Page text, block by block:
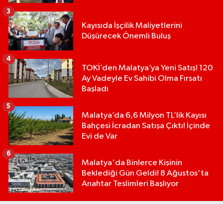
Kayısıda İşçilik Maliyetlerini
Düşürecek Önemli Buluş
3
TOKİ’den Malatya’ya Yeni Satış! 120
Ay Vadeyle Ev Sahibi Olma Fırsatı
Başladı
4
Malatya’da 6,6 Milyon TL’lik Kayısı
Bahçesi İcradan Satışa Çıktı! İçinde
Evi de Var
5
Malatya'da Binlerce Kişinin
Beklediği Gün Geldi! 8 Ağustos'ta
Anahtar Teslimleri Başlıyor
6